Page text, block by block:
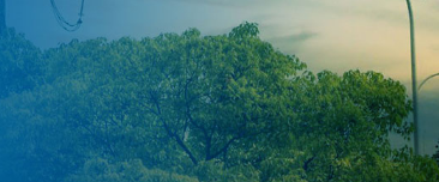
русский
português